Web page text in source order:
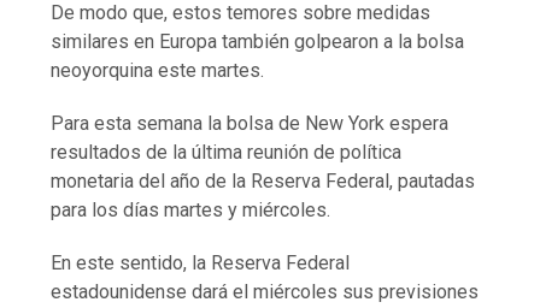
De modo que, estos temores sobre medidas
similares en Europa también golpearon a la bolsa
neoyorquina este martes.
Para esta semana la bolsa de New York espera
resultados de la última reunión de política
monetaria del año de la Reserva Federal, pautadas
para los días martes y miércoles.
En este sentido, la Reserva Federal
estadounidense dará el miércoles sus previsiones